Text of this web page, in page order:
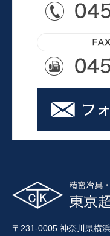
〒231-0005 神奈川県横